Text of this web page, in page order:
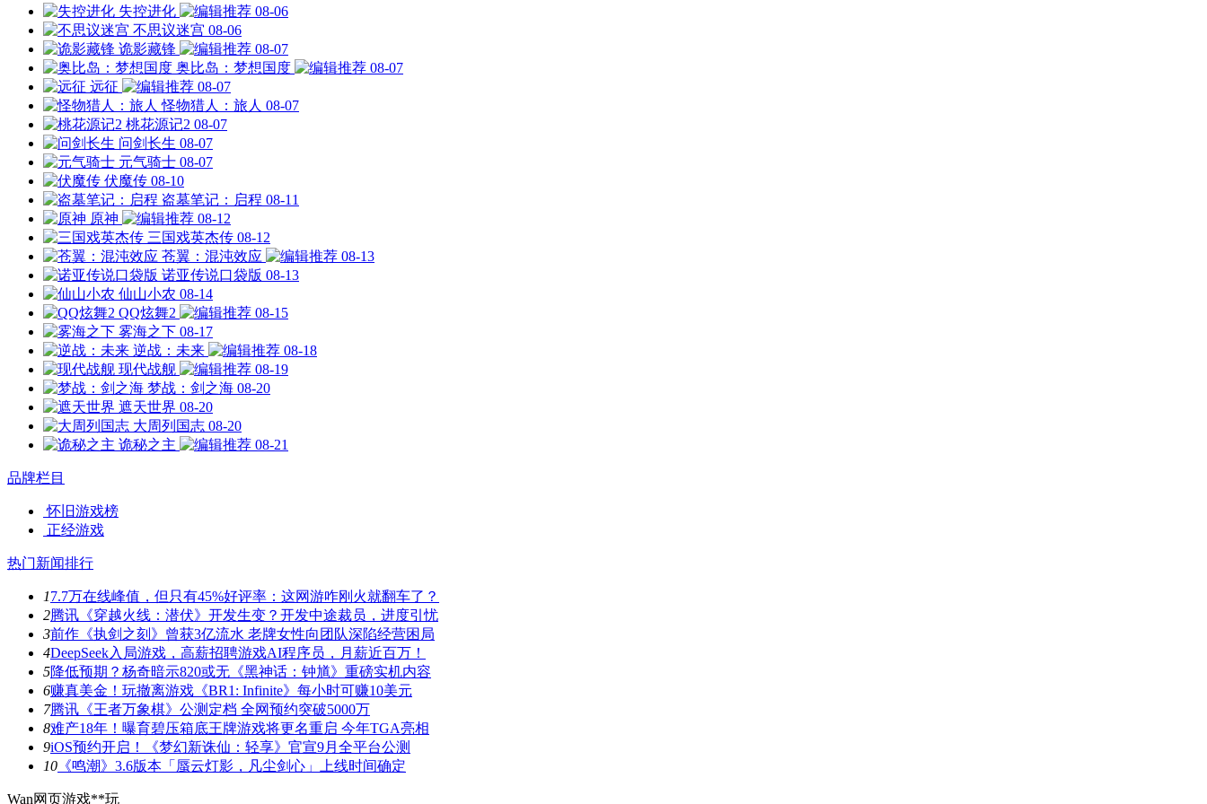
失控进化
08-06
不思议迷宫 08-06
诡影藏锋
08-07
奥比岛：梦想国度
08-07
远征
08-07
怪物猎人：旅人 08-07
桃花源记2 08-07
问剑长生 08-07
元气骑士 08-07
伏魔传 08-10
盗墓笔记：启程 08-11
原神
08-12
三国戏英杰传 08-12
苍翼：混沌效应
08-13
诺亚传说口袋版 08-13
仙山小农 08-14
QQ炫舞2
08-15
雾海之下 08-17
逆战：未来
08-18
现代战舰
08-19
梦战：剑之海 08-20
遮天世界 08-20
大周列国志 08-20
诡秘之主
08-21
品牌栏目
怀旧游戏榜
正经游戏
热门新闻排行
17.7万在线峰值，但只有45%好评率：这网游咋刚火就翻车了？
2腾讯《穿越火线：潜伏》开发生变？开发中途裁员，进度引忧
3前作《执剑之刻》曾获3亿流水 老牌女性向团队深陷经营困局
4DeepSeek入局游戏，高薪招聘游戏AI程序员，月薪近百万！
5降低预期？杨奇暗示820或无《黑神话：钟馗》重磅实机内容
6赚真美金！玩撤离游戏《BR1: Infinite》每小时可赚10美元
7腾讯《王者万象棋》公测定档 全网预约突破5000万
8难产18年！曝育碧压箱底王牌游戏将更名重启 今年TGA亮相
9iOS预约开启！《梦幻新诛仙：轻享》官宣9月全平台公测
10 《鸣潮》3.6版本「蜃云灯影，凡尘剑心」上线时间确定
Wan网页游戏**玩